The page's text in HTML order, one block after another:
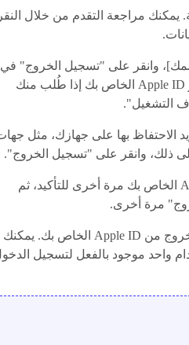
يمكنك مراجعة التقدم من خلال
وانقر على "تسجيل الخروج" في
الأسفل. أدخل كلمة مرور Apple ID الخاص بك إذا طُلب منك
التشغيل".
الاحتفاظ بها على جهازك، مثل
إلى ذلك، وانقر على "تسجيل الخروج".
أدخل كلمة مرور Apple ID الخاص بك مرة أخرى للتأكيد، ثم
مرة أخرى.
لقد قمت الآن بتسجيل الخروج من Apple ID الخاص بك. يمكنك
واحد موجود بالفعل لتسجيل